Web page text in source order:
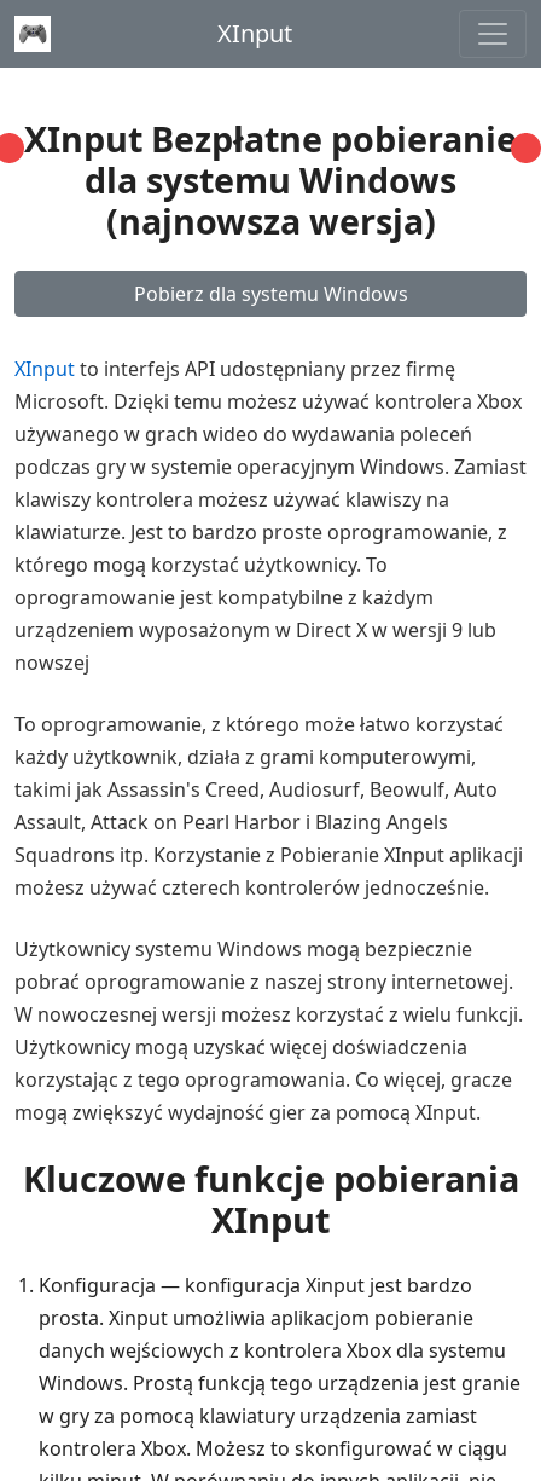
XInput
XInput Bezpłatne pobieranie
dla systemu Windows
(najnowsza wersja)
Pobierz dla systemu Windows
XInputto interfejs API udostępniany przez firmę
Microsoft. Dzięki temu możesz używać kontrolera Xbox
używanego w grach wideo do wydawania poleceń
podczas gry w systemie operacyjnym Windows. Zamiast
klawiszy kontrolera możesz używać klawiszy na
klawiaturze. Jest to bardzo proste oprogramowanie, z
którego mogą korzystać użytkownicy. To
oprogramowanie jest kompatybilne z każdym
urządzeniem wyposażonym w Direct X w wersji 9 lub
nowszej
To oprogramowanie, z którego może łatwo korzystać
każdy użytkownik, działa z grami komputerowymi,
takimi jak Assassin's Creed, Audiosurf, Beowulf, Auto
Assault, Attack on Pearl Harbor i Blazing Angels
Squadrons itp. Korzystanie z Pobieranie XInput aplikacji
możesz używać czterech kontrolerów jednocześnie.
Użytkownicy systemu Windows mogą bezpiecznie
pobrać oprogramowanie z naszej strony internetowej.
W nowoczesnej wersji możesz korzystać z wielu funkcji.
Użytkownicy mogą uzyskać więcej doświadczenia
korzystając z tego oprogramowania. Co więcej, gracze
mogą zwiększyć wydajność gier za pomocą XInput.
Kluczowe funkcje pobierania
XInput
Konfiguracja — konfiguracja Xinput jest bardzo
prosta. Xinput umożliwia aplikacjom pobieranie
danych wejściowych z kontrolera Xbox dla systemu
Windows. Prostą funkcją tego urządzenia jest granie
w gry za pomocą klawiatury urządzenia zamiast
kontrolera Xbox. Możesz to skonfigurować w ciągu